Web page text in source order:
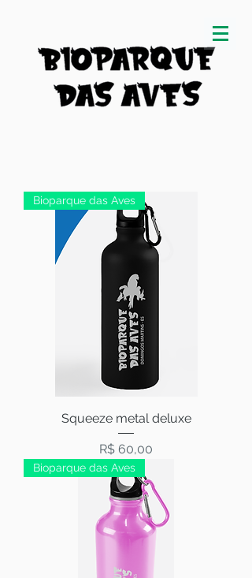
Bioparque das Aves
Squeeze metal deluxe
Preço
R$ 60,00
Bioparque das Aves